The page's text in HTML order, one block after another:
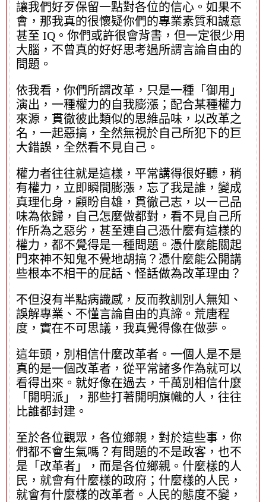
讓我們好歹保留一點對各位的信心。如果不
會，那我真的很懷疑你們的專業素質和誠意
甚至 IQ。你們或許很會背書，但一定很少用
大腦，不曾真的好好思考過所謂言論自由的
問題。
依我看，你們所謂改革，只是一種「御用」
演出，一種權力的自我膨漲；配合某種權力
來源，貫徹彼此類似的思維品味，以改革之
名，一起惡搞，全然無視於自己所犯下的巨
大錯誤，全然看不見自己。
權力者往往就是這樣，平常講得很好聽，稍
有權力，立即瞬間膨漲，忘了我是誰，變成
真理化身，顧盼自雄，貫徹己志，以一己品
味為依歸，自己怎麼做都對，看不見自己所
作所為之惡劣，甚至連自己憑什麼有這樣的
權力，都不覺得是一種問題。憑什麼能關起
門來神不知鬼不覺地胡搞？憑什麼能公開講
些根本不相干的屁話、怪話做為改革理由？
不但沒有半點病識感，反而教訓別人無知、
誤解專業、不懂言論自由的真諦。荒唐程
度，實在不可思議，我真覺得像在做夢。
這年頭，別相信什麼改革者。一個人是不是
真的是一個改革者，從平常諸多作為就可以
看得出來。就好像在過去，千萬別相信什麼
「開明派」，那些打著開明旗幟的人，往往
比誰都封建。
至於各位觀眾，各位鄉親，對於這些事，你
們都不會生氣嗎？有問題的不是政客，也不
是「改革者」，而是各位鄉親。什麼樣的人
民，就會有什麼樣的政府；什麼樣的人民，
就會有什麼樣的改革者。人民的態度不變，